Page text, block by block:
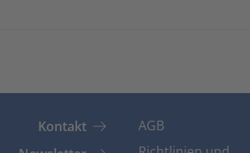
Kontakt
AGB